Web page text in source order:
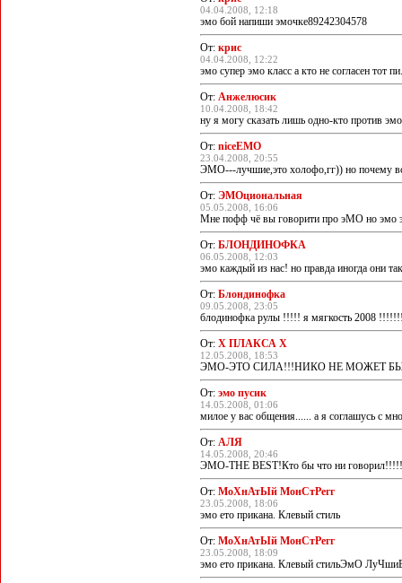
04.04.2008, 12:18
эмо бой напиши эмочке89242304578
От: крис
04.04.2008, 12:22
эмо супер эмо класс а кто не согласен тот
От: Анжелюсик
10.04.2008, 18:42
ну я могу сказать лишь одно-кто против
От: niceEMO
23.04.2008, 20:55
ЭМО---лучшие,это холофо,гг)) но почему
От: ЭМОциональная
05.05.2008, 16:06
Мне пофф чё вы говорити про эМО но эмо
От: БЛОНДИНОФКА
06.05.2008, 12:03
эмо каждый из нас! но правда иногда они
От: Блондинофка
09.05.2008, 23:05
блодинофка рулы !!!!! я мягкость 2008
От: Х ПЛАКСА Х
12.05.2008, 18:53
ЭМО-ЭТО СИЛА!!!НИКО НЕ МОЖЕТ
От: эмо пусик
14.05.2008, 01:06
милое у вас общения...... а я соглашусь с
От: АЛЯ
14.05.2008, 20:46
ЭМО-THE BEST!Кто бы что ни
От: МоХнАтЫй МонСтРегг
23.05.2008, 18:06
эмо ето прикана. Клевый стиль
От: МоХнАтЫй МонСтРегг
23.05.2008, 18:09
эмо ето прикана. Клевый стильЭмО